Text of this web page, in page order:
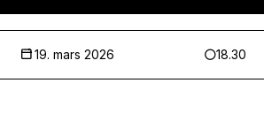
19. mars 2026 18.30